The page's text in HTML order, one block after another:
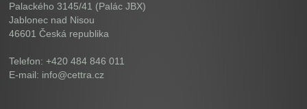
Palackého 3145/41 (Palác JBX)
Jablonec nad Nisou
46601Česká republika
Telefon: +420 484 846 011
E-mail: info@cettra.cz